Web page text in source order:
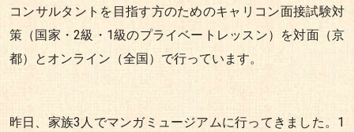
コンサルタントを目指す方のためのキャリコン面接試験対
策（国家・2級・1級のプライベートレッスン）を対面（京
都）とオンライン（全国）で行っています。
昨日、家族3人でマンガミュージアムに行ってきました。1